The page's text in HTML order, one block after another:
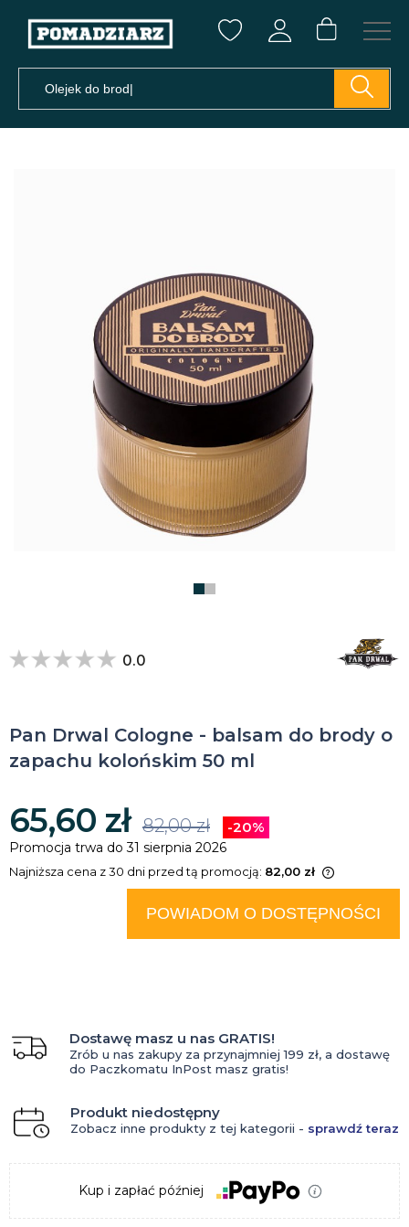
Pan Drwal Cologne - balsam do brody o
zapachu kolońskim 50 ml
0.0
65,60 zł 82,00 zł -20%
Promocja trwa do 31 sierpnia 2026
Najniższa cena z 30 dni przed tą promocją: 82,00 zł
Jeżeli produkt jest sprzedawany
krócej niż 30 dni, wyświetlana jest
najniższa cena od momentu, kiedy
produkt pojawił się w sprzedaży.
POWIADOM O DOSTĘPNOŚCI
Dostawę masz u nas GRATIS!
Zrób u nas zakupy za przynajmniej 199 zł, a dostawę
do Paczkomatu InPost masz gratis!
Produkt niedostępny
Zobacz inne produkty z tej kategorii - sprawdź teraz
Kup i zapłać później